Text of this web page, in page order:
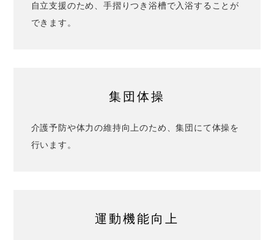
自立支援のため、手摺りつき浴槽で入浴することが
できます。
集団体操
介護予防や体力の維持向上のため、集団にて体操を
行います。
運動機能向上